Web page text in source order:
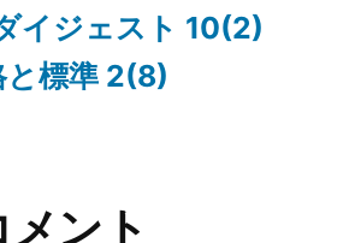
イジェスト 10(2)
標準 2(8)
ント